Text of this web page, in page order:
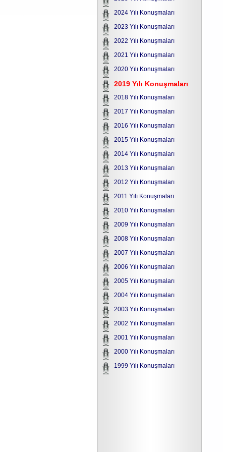
2024 Yılı Konuşmaları
2023 Yılı Konuşmaları
2022 Yılı Konuşmaları
2021 Yılı Konuşmaları
2020 Yılı Konuşmaları
2019 Yılı Konuşmaları
2018 Yılı Konuşmaları
2017 Yılı Konuşmaları
2016 Yılı Konuşmaları
2015 Yılı Konuşmaları
2014 Yılı Konuşmaları
2013 Yılı Konuşmaları
2012 Yılı Konuşmaları
2011 Yılı Konuşmaları
2010 Yılı Konuşmaları
2009 Yılı Konuşmaları
2008 Yılı Konuşmaları
2007 Yılı Konuşmaları
2006 Yılı Konuşmaları
2005 Yılı Konuşmaları
2004 Yılı Konuşmaları
2003 Yılı Konuşmaları
2002 Yılı Konuşmaları
2001 Yılı Konuşmaları
2000 Yılı Konuşmaları
1999 Yılı Konuşmaları